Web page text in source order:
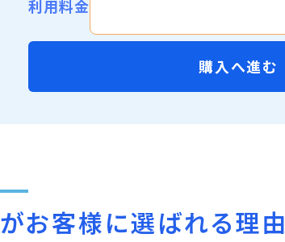
利用料金
購入へ進む
がお客様に選ばれる理由